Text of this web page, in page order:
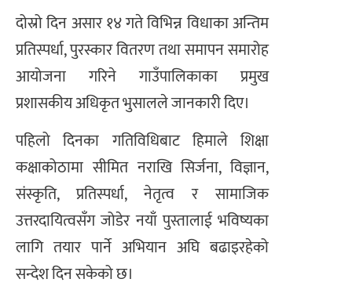
दोस्रो दिन असार १४ गते विभिन्न विधाका अन्तिम
प्रतिस्पर्धा, पुरस्कार वितरण तथा समापन समारोह
आयोजना गरिने गाउँपालिकाका प्रमुख
प्रशासकीय अधिकृत भुसालले जानकारी दिए।
पहिलो दिनका गतिविधिबाट हिमाले शिक्षा
कक्षाकोठामा सीमित नराखि सिर्जना, विज्ञान,
संस्कृति, प्रतिस्पर्धा, नेतृत्व र सामाजिक
उत्तरदायित्वसँग जोडेर नयाँ पुस्तालाई भविष्यका
लागि तयार पार्ने अभियान अघि बढाइरहेको
सन्देश दिन सकेको छ।